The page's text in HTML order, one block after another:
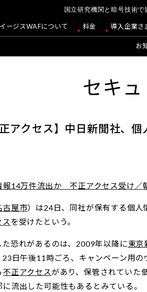
国立研究機関と暗号技術で
イージスWAFについて 料金 導入企業さ
お
セキュ
正アクセス】中日新聞社、
14万件流出か 不正アクセス受け／
古屋市）は24日、同社が保有する個
ス を受けたという。
た恐れがあるのは、2009年以降に 東京
日午後11時ごろ、キャンペーン用
不正アクセスがあり、保管されていた
流出した可能性もあるとみている。